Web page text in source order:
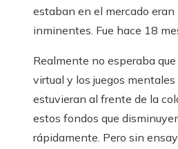
estaban en el mercado eran
inminentes. Fue hace 18
Realmente no esperaba
virtual y los juegos mentales
estuvieran al frente de la
estos fondos que
rápidamente. Pero sin